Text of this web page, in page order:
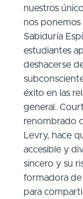
nuestros
nos ponemos
Sabiduría
estudiantes
deshacerse
éxito en las
general.
renombrado
Levry, hace
accesible y
sincero y su
formadora
para